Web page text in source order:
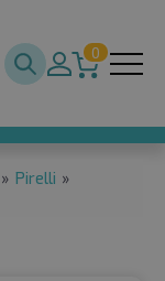
0
» Pirelli »